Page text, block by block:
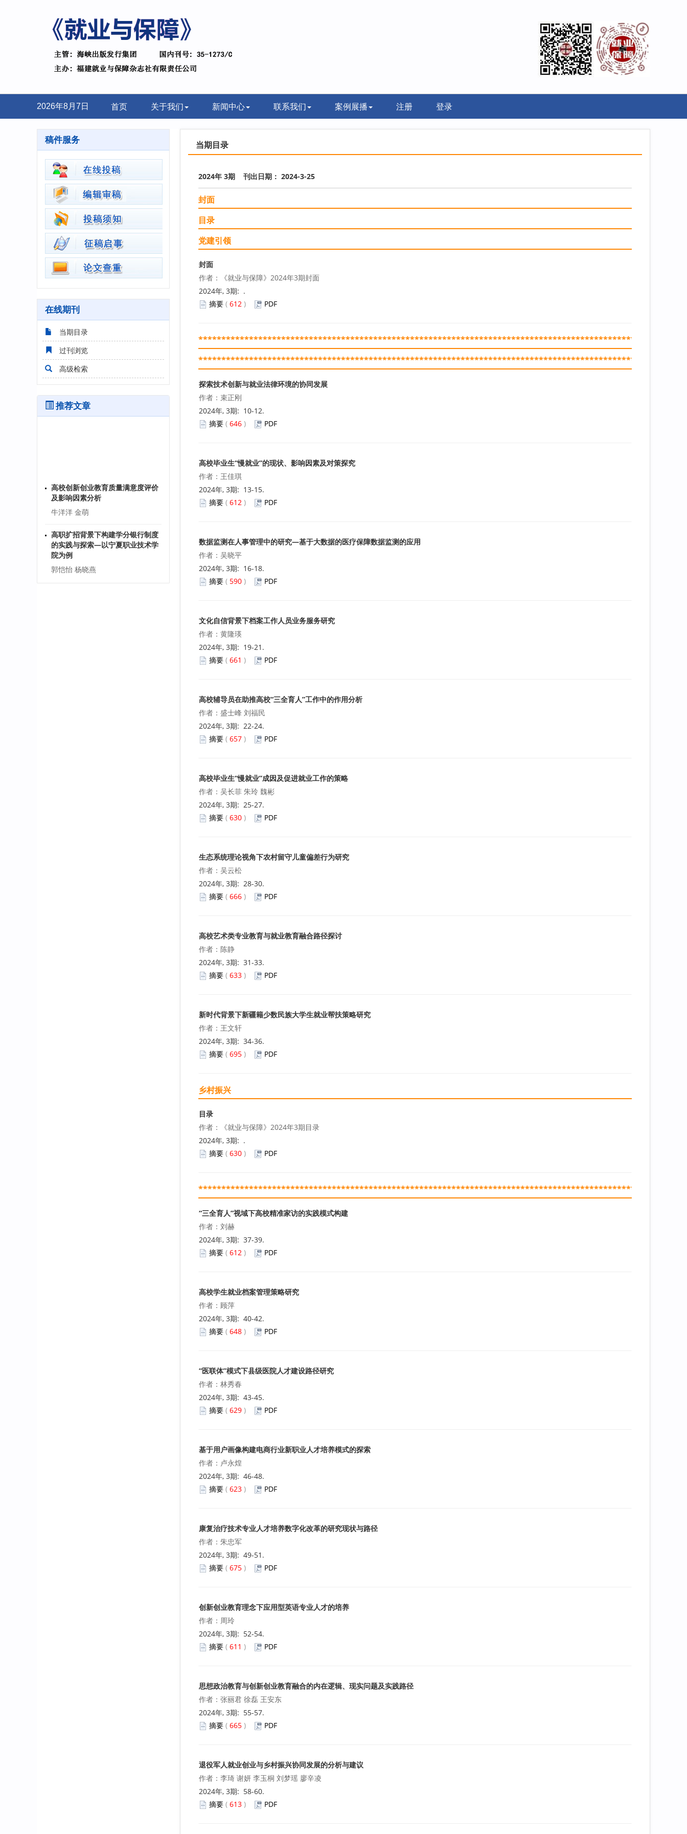
2026年8月7日 首页 关于我们 新闻中心 联系我们 案例展播 注册 登录
稿件服务
在线期刊
当期目录
过刊浏览
高级检索
推荐文章
及影响因素分析
牛洋洋 金萌
的实践与探索—以宁夏职业技术学
院为例
郭恺怡 杨晓燕
当期目录
2024年 3期 刊出日期： 2024-3-25
封面
目录
党建引领
封面
作者：《就业与保障》2024年3期封面
2024年, 3期: .
摘要 ( 612 ) PDF
探索技术创新与就业法律环境的协同发展
作者：束正刚
2024年, 3期: 10-12.
摘要 ( 646 ) PDF
高校毕业生“慢就业”的现状、影响因素及对策探究
作者：王佳琪
2024年, 3期: 13-15.
摘要 ( 612 ) PDF
数据监测在人事管理中的研究—基于大数据的医疗保障数据监测的应用
作者：吴晓平
2024年, 3期: 16-18.
摘要 ( 590 ) PDF
文化自信背景下档案工作人员业务服务研究
作者：黄隆瑛
2024年, 3期: 19-21.
摘要 ( 661 ) PDF
高校辅导员在助推高校“三全育人”工作中的作用分析
作者：盛士峰 刘福民
2024年, 3期: 22-24.
摘要 ( 657 ) PDF
高校毕业生“慢就业”成因及促进就业工作的策略
作者：吴长菲 朱玲 魏彬
2024年, 3期: 25-27.
摘要 ( 630 ) PDF
生态系统理论视角下农村留守儿童偏差行为研究
作者：吴云松
2024年, 3期: 28-30.
摘要 ( 666 ) PDF
高校艺术类专业教育与就业教育融合路径探讨
作者：陈静
2024年, 3期: 31-33.
摘要 ( 633 ) PDF
新时代背景下新疆籍少数民族大学生就业帮扶策略研究
作者：王文轩
2024年, 3期: 34-36.
摘要 ( 695 ) PDF
乡村振兴
目录
作者：《就业与保障》2024年3期目录
2024年, 3期: .
摘要 ( 630 ) PDF
“三全育人”视域下高校精准家访的实践模式构建
作者：刘赫
2024年, 3期: 37-39.
摘要 ( 612 ) PDF
高校学生就业档案管理策略研究
作者：顾萍
2024年, 3期: 40-42.
摘要 ( 648 ) PDF
“医联体”模式下县级医院人才建设路径研究
作者：林秀春
2024年, 3期: 43-45.
摘要 ( 629 ) PDF
基于用户画像构建电商行业新职业人才培养模式的探索
作者：卢永煌
2024年, 3期: 46-48.
摘要 ( 623 ) PDF
康复治疗技术专业人才培养数字化改革的研究现状与路径
作者：朱忠军
2024年, 3期: 49-51.
摘要 ( 675 ) PDF
创新创业教育理念下应用型英语专业人才的培养
作者：周玲
2024年, 3期: 52-54.
摘要 ( 611 ) PDF
思想政治教育与创新创业教育融合的内在逻辑、现实问题及实践路径
作者：张丽君 徐磊 王安东
2024年, 3期: 55-57.
摘要 ( 665 ) PDF
退役军人就业创业与乡村振兴协同发展的分析与建议
作者：李琦 谢妍 李玉桐 刘梦瑶 廖辛凌
2024年, 3期: 58-60.
摘要 ( 613 ) PDF